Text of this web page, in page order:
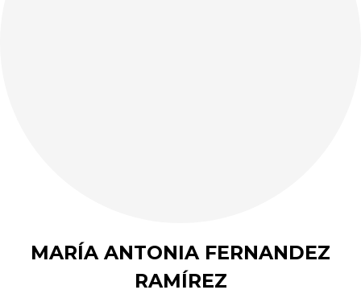
MARÍA ANTONIA FERNANDEZ
RAMÍREZ